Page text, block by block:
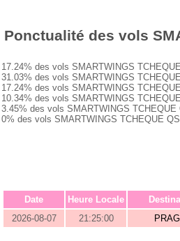
Ponctualité des vols
17.24% des vols SMARTWINGS
31.03% des vols SMARTWINGS
17.24% des vols SMARTWINGS
10.34% des vols SMARTWINGS
3.45% des vols SMARTWINGS
0% des vols SMARTWINGS TCHEQUE
Date Heure Locale
2026-08-07
21:25:00